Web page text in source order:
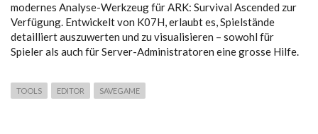
modernes Analyse-Werkzeug für ARK: Survival Ascended zur
Verfügung. Entwickelt von K07H, erlaubt es, Spielstände
detailliert auszuwerten und zu visualisieren – sowohl für
Spieler als auch für Server-Administratoren eine grosse Hilfe.
TOOLS EDITOR SAVEGAME